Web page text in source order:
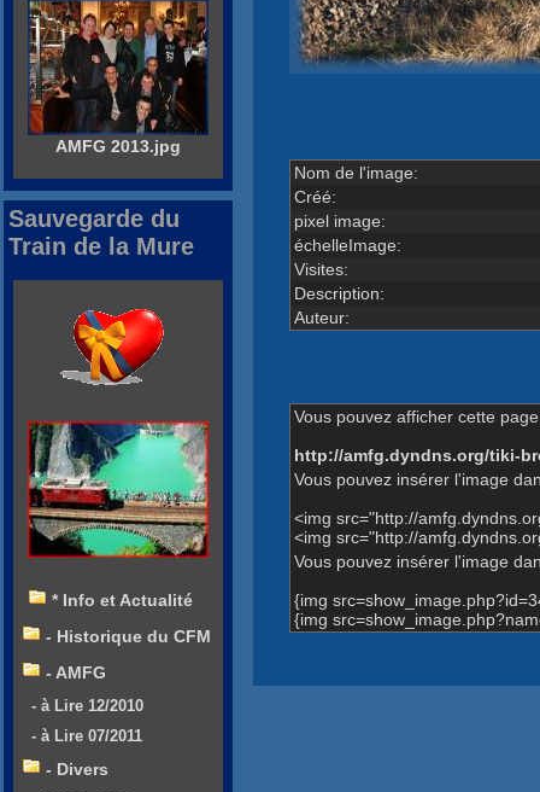
Nom de l'image:
Créé:
pixel image:
échelleImage:
Visites:
Description:
Auteur:
Vous pouvez afficher cette
http://amfg.dyndns.org/tiki-
Vous pouvez insérer l'image
<img src="http://
<img src="http://
Vous pouvez insérer l'image
{img
{img
AMFG 2013.jpg
Sauvegarde du
Train de la Mure
* Info et Actualité
- Historique du CFM
- AMFG
- à Lire 12/2010
- à Lire 07/2011
- Divers